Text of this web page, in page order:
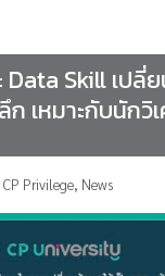
Skill เปลี่ย
ก เหมาะกับนัก
CP Privilege, News